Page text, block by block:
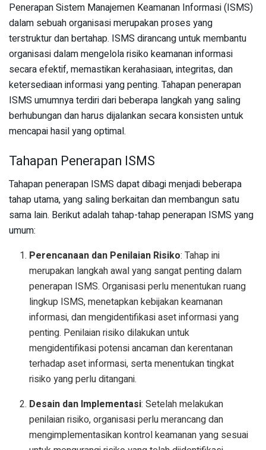
Penerapan Sistem Manajemen Keamanan Informasi (ISMS)
dalam sebuah organisasi merupakan proses yang
terstruktur dan bertahap. ISMS dirancang untuk membantu
organisasi dalam mengelola risiko keamanan informasi
secara efektif, memastikan kerahasiaan, integritas, dan
ketersediaan informasi yang penting. Tahapan penerapan
ISMS umumnya terdiri dari beberapa langkah yang saling
berhubungan dan harus dijalankan secara konsisten untuk
mencapai hasil yang optimal.
Tahapan Penerapan ISMS
Tahapan penerapan ISMS dapat dibagi menjadi beberapa
tahap utama, yang saling berkaitan dan membangun satu
sama lain. Berikut adalah tahap-tahap penerapan ISMS yang
umum:
Perencanaan dan Penilaian Risiko: Tahap ini
merupakan langkah awal yang sangat penting dalam
penerapan ISMS. Organisasi perlu menentukan ruang
lingkup ISMS, menetapkan kebijakan keamanan
informasi, dan mengidentifikasi aset informasi yang
penting. Penilaian risiko dilakukan untuk
mengidentifikasi potensi ancaman dan kerentanan
terhadap aset informasi, serta menentukan tingkat
risiko yang perlu ditangani.
Desain dan Implementasi: Setelah melakukan
penilaian risiko, organisasi perlu merancang dan
mengimplementasikan kontrol keamanan yang sesuai